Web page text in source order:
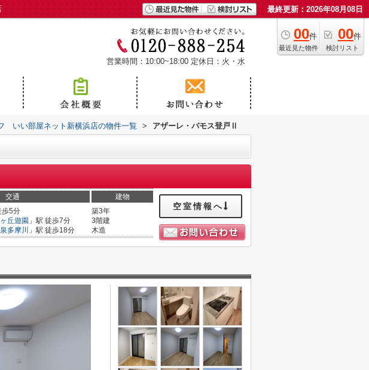
最終更新：2026年08月08日
00件
最近見た物件
00件
検討リスト
営業時間：10:00~18:00 定休日：火・水
いい部屋ネット新横浜店の物件一覧 > アザーレ・バモス登戸Ⅱ
交通 建物
歩5分
丘遊園 」駅 徒歩7分
多摩川 」駅 徒歩18分
築3年
3階建
木造
空室情報へ